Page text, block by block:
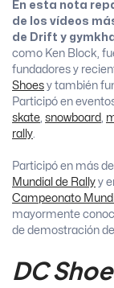
En esta nota
de los vídeos
de Drift y
como Ken Block,
fundadores y
Shoes y también
Participó en
skate snowboard
rally
Participó en más
Mundial de Rally y
Campeonato
mayormente
de demostración
DC